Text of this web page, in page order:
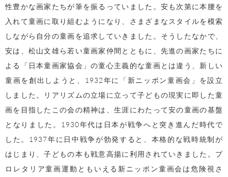
性豊かな画家たちが筆を振るっていました。安も次第に本腰を
入れて童画に取り組むようになり、さまざまなスタイルを模索
しながら自分の童画を追求していきました。そうしたなかで、
安は、松山文雄ら若い童画家仲間とともに、先進の画家たちに
よる「日本童画家協会」の童心主義的な童画とは違う、新しい
童画を創出しようと、 1932年に「新ニッポン童画会」を設立
しました。リアリズムの立場に立って子どもの現実に即した童
画を目指したこの会の精神は、生涯にわたって安の童画の基盤
となりました。1930年代は日本が戦争へと突き進んだ時代で
した。 1937年に日中戦争が勃発すると、本格的な戦時統制が
はじまり、子どもの本も戦意高揚に利用されていきました。プ
ロレタリア童画運動ともいえる新ニッポン童画会は危険視さ